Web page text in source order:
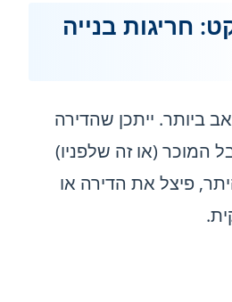
חריגות בנייה
ביותר. ייתכן שהדירה
המוכר (או זה שלפניו)
פיצל את הדירה או